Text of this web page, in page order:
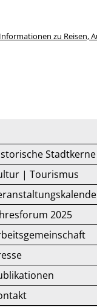
Informationen zu Reisen,
Stadtkerne
| Tourismus
2025